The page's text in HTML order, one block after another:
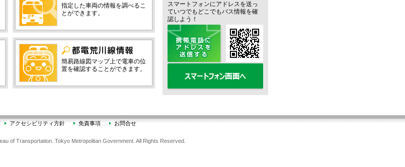
指定した車両の情報を調べるこ
とができます。
簡易路線図マップ上で電車の位
置を確認することができます。
スマートフォンにアドレスを送っ
ていつでもどこでもバス情報を確
認しよう！
アクセシビリティ方針 免責事項 お問合せ
of Transportation. Tokyo Metropolitan Government. All Rights Reserved.